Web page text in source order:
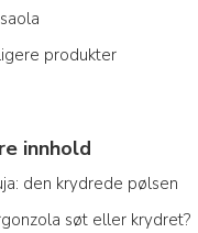
produkter
innhold
den krydrede pølsen
søt eller krydret?